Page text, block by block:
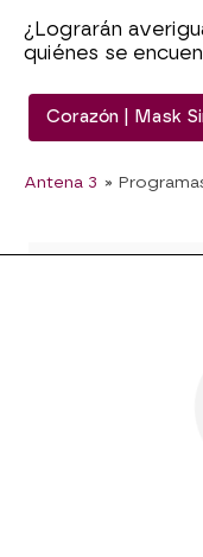
¿Lograrán
quiénes se
Corazón | Mask
Antena 3 »